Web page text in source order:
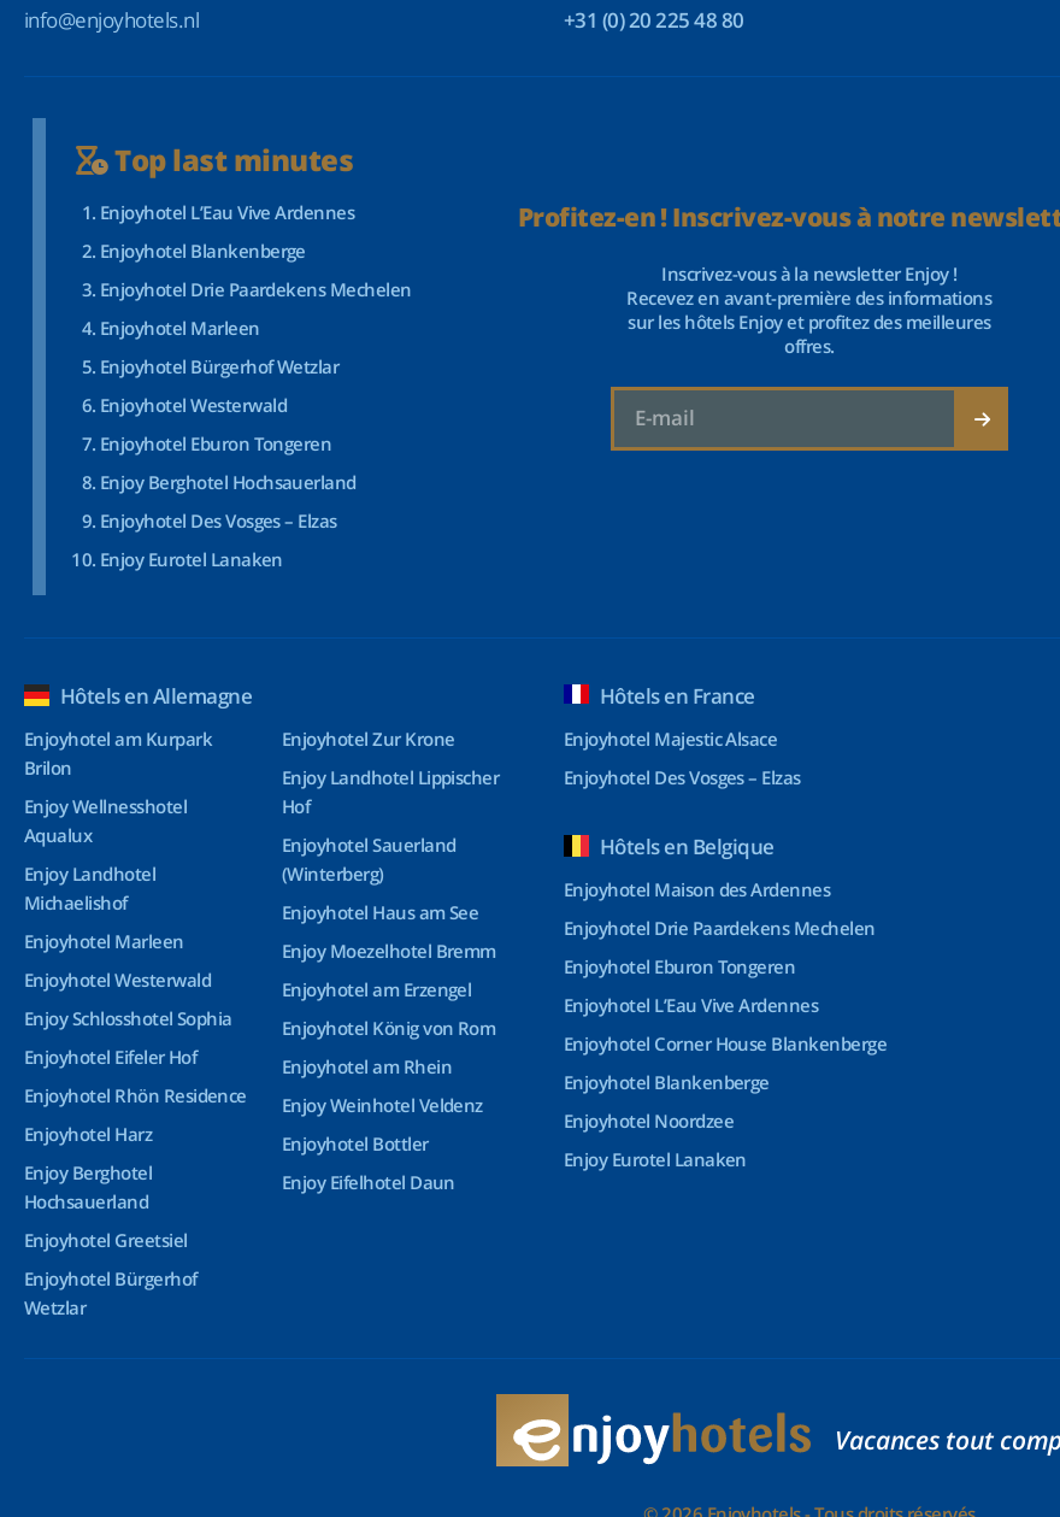
info@enjoyhotels.nl +31 (0) 20 225 48 80
Top last minutes
Enjoyhotel L’Eau Vive Ardennes
Enjoyhotel Blankenberge
Enjoyhotel Drie Paardekens Mechelen
Enjoyhotel Marleen
Enjoyhotel Bürgerhof Wetzlar
Enjoyhotel Westerwald
Enjoyhotel Eburon Tongeren
Enjoy Berghotel Hochsauerland
Enjoyhotel Des Vosges – Elzas
Enjoy Eurotel Lanaken
Profitez-en ! Inscrivez-vous à notre
Inscrivez-vous à la newsletter Enjoy !
Recevez en avant-première des informations
sur les hôtels Enjoy et profitez des meilleures
offres.
Hôtels en Allemagne
Enjoyhotel am Kurpark
Brilon
Enjoy Wellnesshotel
Aqualux
Enjoy Landhotel
Michaelishof
Enjoyhotel Marleen
Enjoyhotel Westerwald
Enjoy Schlosshotel Sophia
Enjoyhotel Eifeler Hof
Enjoyhotel Rhön Residence
Enjoyhotel Harz
Enjoy Berghotel
Hochsauerland
Enjoyhotel Greetsiel
Enjoyhotel Bürgerhof
Wetzlar
Enjoyhotel Zur Krone
Enjoy Landhotel Lippischer
Hof
Enjoyhotel Sauerland
(Winterberg)
Enjoyhotel Haus am See
Enjoy Moezelhotel Bremm
Enjoyhotel am Erzengel
Enjoyhotel König von Rom
Enjoyhotel am Rhein
Enjoy Weinhotel Veldenz
Enjoyhotel Bottler
Enjoy Eifelhotel Daun
Hôtels en France
Enjoyhotel Majestic Alsace
Enjoyhotel Des Vosges – Elzas
Hôtels en Belgique
Enjoyhotel Maison des Ardennes
Enjoyhotel Drie Paardekens Mechelen
Enjoyhotel Eburon Tongeren
Enjoyhotel L’Eau Vive Ardennes
Enjoyhotel Corner House Blankenberge
Enjoyhotel Blankenberge
Enjoyhotel Noordzee
Enjoy Eurotel Lanaken
Vacances tout